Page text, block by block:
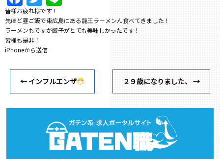
皆様お疲れ様です！
先ほど昼ご飯で東広島にある龍王ラーメンん食べてきました！
ラーメンもですが餃子がとても美味しかったです！
皆様も是非！
iPhoneから送信
← インフルエンザ ２９歳になりました、 →